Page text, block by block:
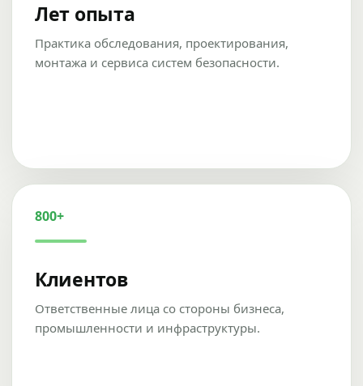
Лет опыта
Практика обследования, проектирования,
монтажа и сервиса систем безопасности.
800+
Клиентов
Ответственные лица со стороны бизнеса,
промышленности и инфраструктуры.